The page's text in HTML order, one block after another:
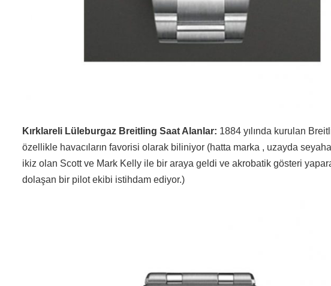
Kırklareli Lüleburgaz Breitling Saat Alanlar: 1884 yılında kurulan
özellikle havacıların favorisi olarak biliniyor (hatta marka , uzayda
ikiz olan Scott ve Mark Kelly ile bir araya geldi ve akrobatik gösteri
dolaşan bir pilot ekibi istihdam ediyor.)